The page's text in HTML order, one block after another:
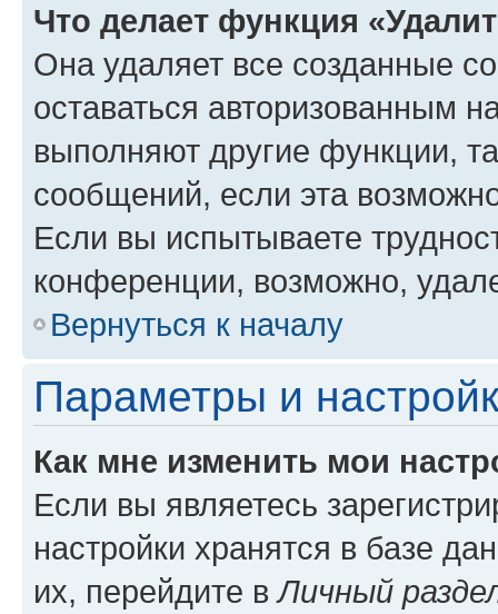
Что делает функция
Она удаляет все созданные
оставаться авторизованным
выполняют другие функции,
сообщений, если эта
Если вы испытываете
конференции, возможно,
Вернуться к началу
Параметры и
Как мне изменить мои
Если вы являетесь
настройки хранятся в базе
их, перейдите вЛичный